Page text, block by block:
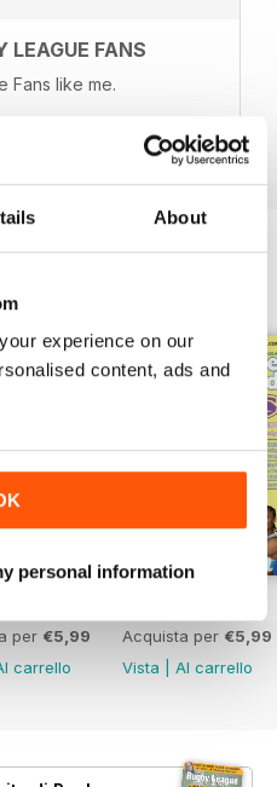
About
experience on our
content, ads and
personal information
LEAGUE FANS
Fans like me.
Recensito 26 ottobre 2018
per €5,99
carrello
Acquista per €5,99
Vista
Al carrello